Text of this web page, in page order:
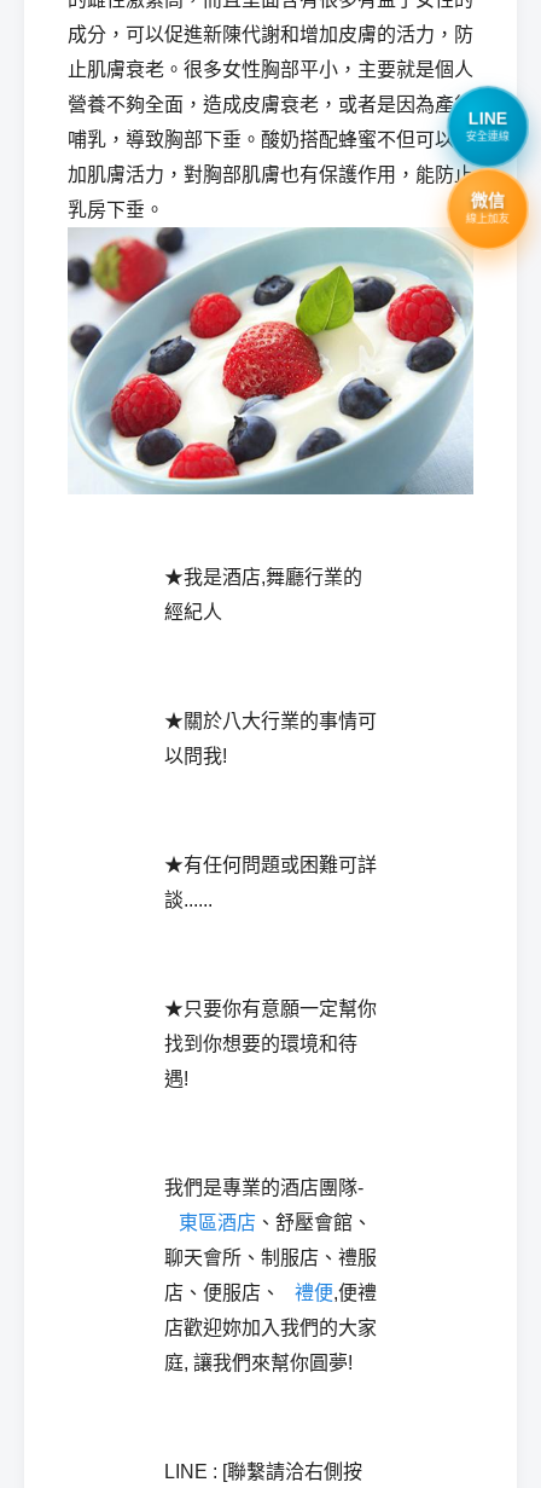
成分，可以促進新陳代謝和增加皮膚的活力，防
止肌膚衰老。很多女性胸部平小，主要就是個人
營養不夠全面，造成皮膚衰老，或者是因為產後
哺乳，導致胸部下垂。酸奶搭配蜂蜜不但可以增
加肌膚活力，對胸部肌膚也有保護作用，能防止
乳房下垂。
★我是酒店,舞廳行業的
經紀人
★關於八大行業的事情可
以問我!
★有任何問題或困難可詳
談......
★只要你有意願一定幫你
找到你想要的環境和待
遇!
我們是專業的酒店團隊-
東區酒店 、舒壓會館、
聊天會所、制服店、禮服
店、便服店、
禮便,便禮
店歡迎妳加入我們的大家
庭, 讓我們來幫你圓夢!
LINE : [聯繫請洽右側按
LINE
安全連線
微信
線上加友